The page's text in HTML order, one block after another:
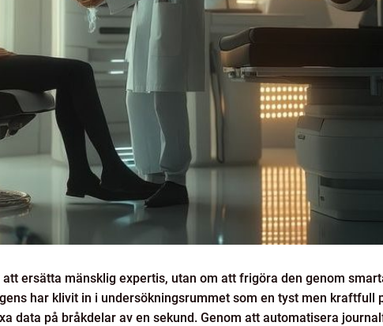
ersätta mänsklig expertis, utan om att frigöra den genom
har klivit in i undersökningsrummet som en tyst men kraftfull
data på bråkdelar av en sekund. Genom att automatisera